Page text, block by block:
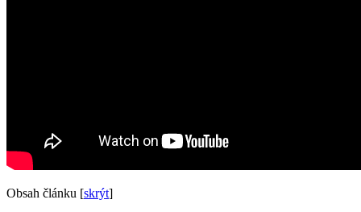
Obsah článku [skrýt]